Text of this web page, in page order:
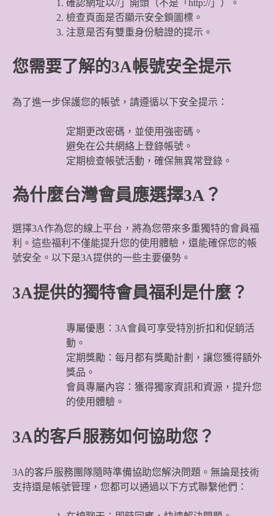
確認網址以//」開頭（不是「http://」）。
檢查頁面是否顯示安全鎖圖標。
注意是否有雙重身份驗證的提示。
您需要了解的3A帳號安全提示
為了進一步保護您的帳號，請遵循以下安全提示：
定期更改密碼，並使用強密碼。
避免在公共網絡上登錄帳號。
定期檢查帳號活動，確保無異常登錄。
為什麼台灣會員應選擇3A？
選擇3A作為您的線上平台，將為您帶來多重獨特的會員福
利。這些福利不僅能提升您的使用體驗，還能確保您的帳
號安全。以下是3A提供的一些主要優勢。
3A提供的獨特會員福利是什麼？
專屬優惠：3A會員可享受特別折扣和促銷活
動。
定期獎勵：每月都有獎勵計劃，讓您獲得額外
獎品。
會員專屬內容：獲得獨家資訊和資源，提升您
的使用體驗。
3A的客戶服務如何協助您？
3A的客戶服務團隊隨時準備協助您解決問題。無論是技術
支持還是帳號管理，您都可以通過以下方式聯繫他們：